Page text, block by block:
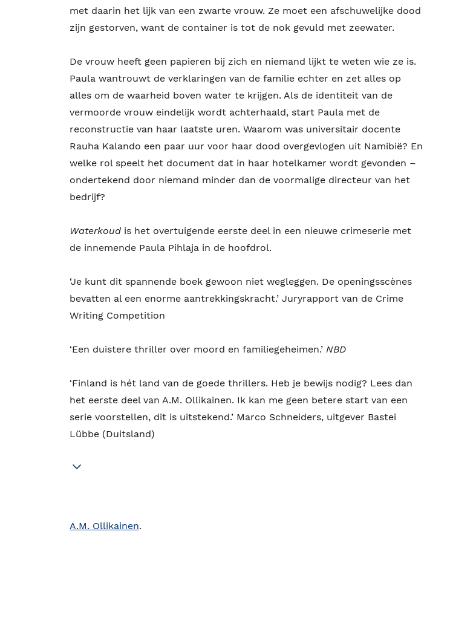
met daarin het lijk van een zwarte vrouw. Ze moet een afschuwelijke dood
zijn gestorven, want de container is tot de nok gevuld met zeewater.
De vrouw heeft geen papieren bij zich en niemand lijkt te weten wie ze is.
Paula wantrouwt de verklaringen van de familie echter en zet alles op
alles om de waarheid boven water te krijgen. Als de identiteit van de
vermoorde vrouw eindelijk wordt achterhaald, start Paula met de
reconstructie van haar laatste uren. Waarom was universitair docente
Rauha Kalando een paar uur voor haar dood overgevlogen uit Namibië? En
welke rol speelt het document dat in haar hotelkamer wordt gevonden –
ondertekend door niemand minder dan de voormalige directeur van het
bedrijf?
Waterkoud is het overtuigende eerste deel in een nieuwe crimeserie met
de innemende Paula Pihlaja in de hoofdrol.
‘Je kunt dit spannende boek gewoon niet wegleggen. De openingsscènes
bevatten al een enorme aantrekkingskracht.’ Juryrapport van de Crime
Writing Competition
‘Een duistere thriller over moord en familiegeheimen.’ NBD
‘Finland is hét land van de goede thrillers. Heb je bewijs nodig? Lees dan
het eerste deel van A.M. Ollikainen. Ik kan me geen betere start van een
serie voorstellen, dit is uitstekend.’ Marco Schneiders, uitgever Bastei
Lübbe (Duitsland)
A.M. Ollikainen.